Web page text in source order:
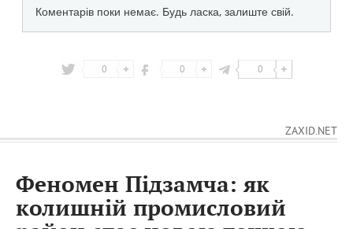
0 0 0
ZAXID.NET
Феномен Підзамча: як
колишній промисловий